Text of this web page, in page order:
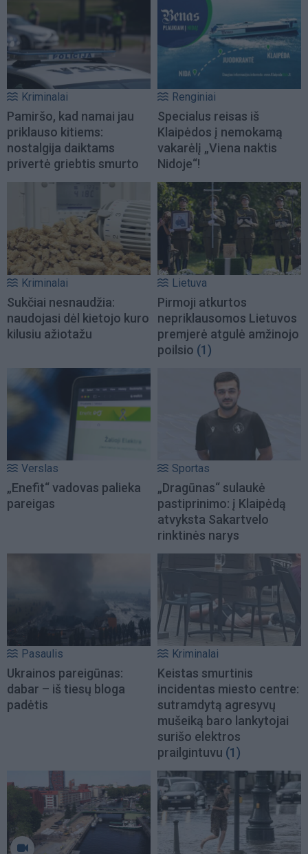
Kriminalai
Pamiršo, kad namai jau
priklauso kitiems:
nostalgija daiktams
privertė griebtis smurto
Renginiai
Specialus reisas iš
Klaipėdos į nemokamą
vakarėlį „Viena naktis
Nidoje“!
Kriminalai
Sukčiai nesnaudžia:
naudojasi dėl kietojo kuro
kilusiu ažiotažu
Lietuva
Pirmoji atkurtos
nepriklausomos Lietuvos
premjerė atgulė amžinojo
poilsio (1)
Verslas
„Enefit“ vadovas palieka
pareigas
Sportas
„Dragūnas“ sulaukė
pastiprinimo: į Klaipėdą
atvyksta Sakartvelo
rinktinės narys
Pasaulis
Ukrainos pareigūnas:
dabar – iš tiesų bloga
padėtis
Kriminalai
Keistas smurtinis
incidentas miesto centre:
sutramdytą agresyvų
mušeiką baro lankytojai
surišo elektros
prailgintuvu (1)